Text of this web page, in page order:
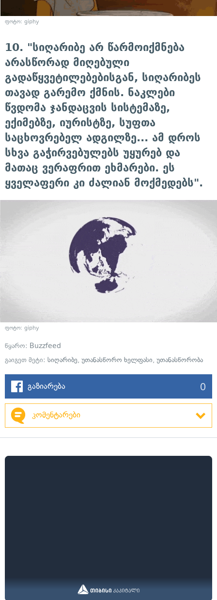
ფოტო: giphy
10. "სიღარიბე არ წარმოიქმნება
არასწორად მიღებული
გადაწყვეტილებებისგან, სიღარიბეს
თავად გარემო ქმნის. ნაკლები
წვდომა ჯანდაცვის სისტემაზე,
ექიმებზე, იურისტზე, სუფთა
საცხოვრებელ ადგილზე... ამ დროს
სხვა გაჭირვებულებს უყურებ და
მათაც ვერაფრით ეხმარები. ეს
ყველაფერი კი ძალიან მოქმედებს".
ფოტო: giphy
წყარო: Buzzfeed
გაიგეთ მეტი: სიღარიბე, უთანასწორო ხელფასი, უთანასწორობა
გაზიარება 0
კომენტარები